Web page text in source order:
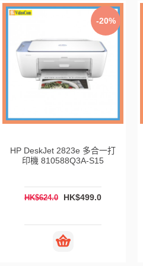
-20%
HP DeskJet 2823e 多合一打
印機 810588Q3A-S15
HK$624.0 HK$499.0